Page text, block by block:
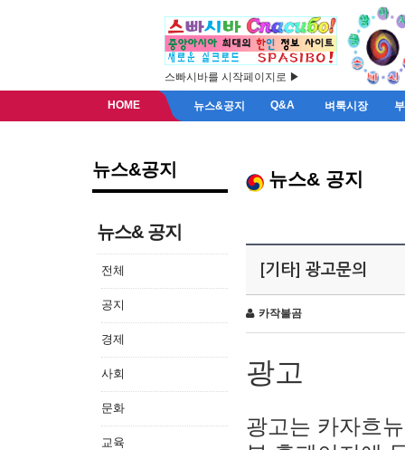
스빠시바를 시작페이지로 ▶
HOME 뉴스&공지 Q&A 벼룩시장
뉴스&공지
뉴스& 공지
전체
공지
경제
사회
문화
교육
뉴스& 공지
[기타] 광고문의
카작불곰
광고
광고는 카자흐